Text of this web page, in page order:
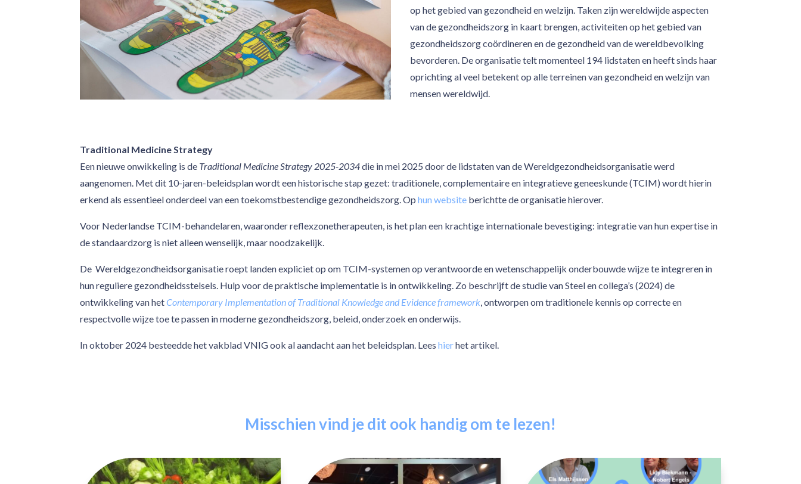
op het gebied van gezondheid en welzijn. Taken zijn wereldwijde aspecten
van de gezondheidszorg in kaart brengen, activiteiten op het gebied van
gezondheidszorg coördineren en de gezondheid van de wereldbevolking
bevorderen. De organisatie telt momenteel 194 lidstaten en heeft sinds haar
oprichting al veel betekent op alle terreinen van gezondheid en welzijn van
mensen wereldwijd.
Traditional Medicine Strategy
Een nieuwe onwikkeling is de Traditional Medicine Strategy 2025-2034die in mei 2025 door de lidstaten van de Wereldgezondheidsorganisatie werd
aangenomen. Met dit 10-jaren-beleidsplan wordt een historische stap gezet: traditionele, complementaire en integratieve geneeskunde (TCIM) wordt hierin
erkend als essentieel onderdeel van een toekomstbestendige gezondheidszorg. Ophun website berichtte de organisatie hierover.
Voor Nederlandse TCIM-behandelaren, waaronder reflexzonetherapeuten, is het plan een krachtige internationale bevestiging: integratie van hun expertise in
de standaardzorg is niet alleen wenselijk, maar noodzakelijk.
De Wereldgezondheidsorganisatie roept landen expliciet op om TCIM-systemen op verantwoorde en wetenschappelijk onderbouwde wijze te integreren in
hun reguliere gezondheidsstelsels. Hulp voor de praktische implementatie is in ontwikkeling. Zo beschrijft de studie van Steel en collega’s (2024) de
ontwikkeling van hetContemporary Implementation of Traditional Knowledge and Evidence framework, ontworpen om traditionele kennis op correcte en
respectvolle wijze toe te passen in moderne gezondheidszorg, beleid, onderzoek en onderwijs.
In oktober 2024 besteedde het vakblad VNIG ook al aandacht aan het beleidsplan. Leeshierhet artikel.
Misschien vind je dit ook handig om te lezen!